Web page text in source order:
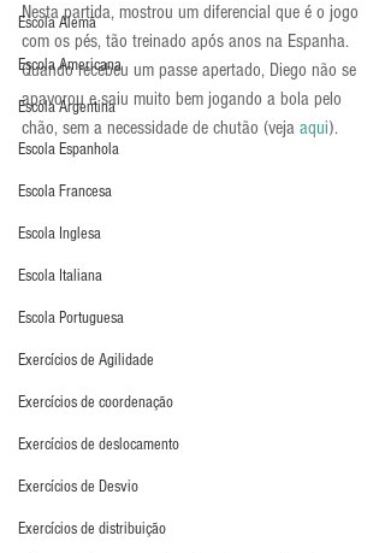
Escola Alemã
Escola Americana
Escola Argentina
Escola Espanhola
Escola Francesa
Escola Inglesa
Escola Italiana
Escola Portuguesa
Exercícios de Agilidade
Exercícios de coordenação
Exercícios de deslocamento
Exercícios de Desvio
Exercícios de distribuição
Nesta partida, mostrou um diferencial que é o jogo
com os pés, tão treinado após anos na Espanha.
Quando recebeu um passe apertado, Diego não se
apavorou e saiu muito bem jogando a bola pelo
chão, sem a necessidade de chutão (veja aqui).